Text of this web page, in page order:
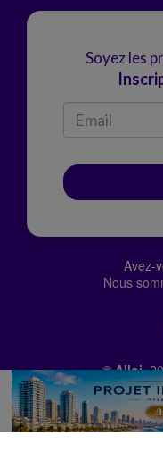
Soyez les
Avez-
Nous
© Alloj.